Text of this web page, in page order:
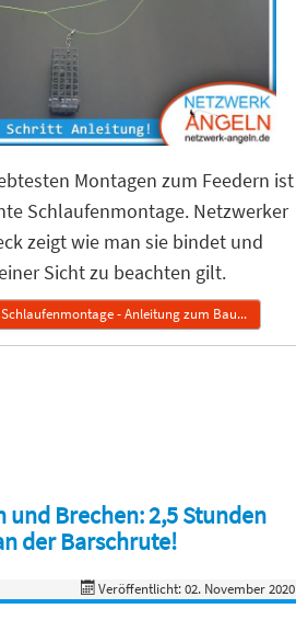
Montagen zum Feedern ist
Schlaufenmontage. Netzwerker
zeigt wie man sie bindet und
Sicht zu beachten gilt.
- Anleitung zum Bau...
und Brechen: 2,5 Stunden
der Barschrute!
Veröffentlicht: 02. November 2020